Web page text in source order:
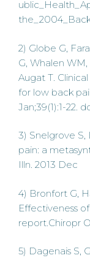
2) Globe G,
G, Whalen
Augat T.
for low back
Jan;39(1):1-22.
3) Snelgrove S,
pain: a
Illn. 2013 Dec
4) Bronfort G,
Effectiveness
report.Chiropr
5) Dagenais S,